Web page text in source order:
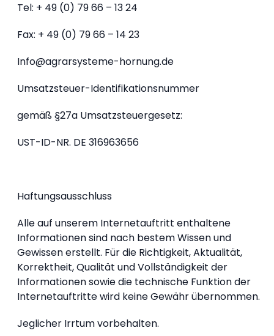
Tel: + 49 (0) 79 66 – 13 24
Fax: + 49 (0) 79 66 – 14 23
Info@agrarsysteme-hornung.de
Umsatzsteuer-Identifikationsnummer
gemäß §27a Umsatzsteuergesetz:
UST-ID-NR. DE 316963656
Haftungsausschluss
Alle auf unserem Internetauftritt enthaltene
Informationen sind nach bestem Wissen und
Gewissen erstellt. Für die Richtigkeit, Aktualität,
Korrektheit, Qualität und Vollständigkeit der
Informationen sowie die technische Funktion der
Internetauftritte wird keine Gewähr übernommen.
Jeglicher Irrtum vorbehalten.